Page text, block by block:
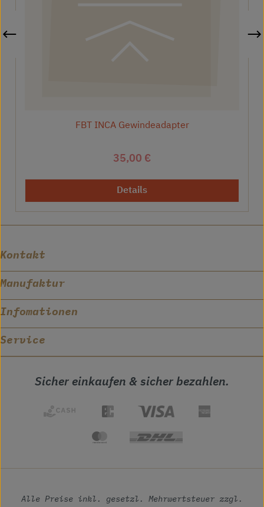
FBT INCA Gewindeadapter
Regulärer Preis:
35,00 €
Details
Kontakt
Manufaktur
Infomationen
Service
Sicher einkaufen & sicher bezahlen.
Alle Preise inkl. gesetzl. Mehrwertsteuer zzgl.